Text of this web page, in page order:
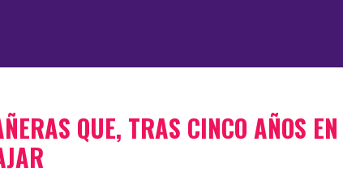
QUE, TRAS CINCO AÑOS